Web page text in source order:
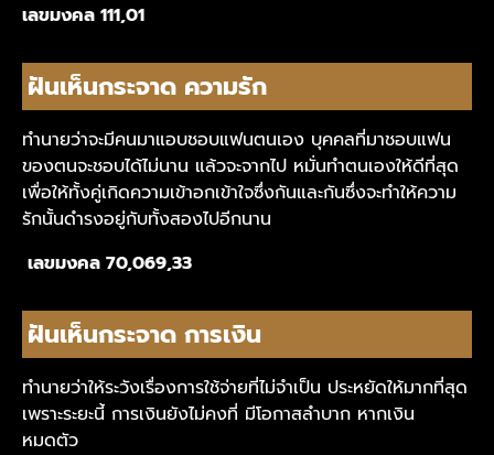
เลขมงคล 111,01
ฝันเห็นกระจาด ความรัก
ทำนายว่าจะมีคนมาแอบชอบแฟนตนเอง บุคคลที่มาชอบแฟน
ของตนจะชอบได้ไม่นาน แล้วจะจากไป หมั่นทำตนเองให้ดีที่สุด
เพื่อให้ทั้งคู่เกิดความเข้าอกเข้าใจซึ่งกันและกันซึ่งจะทำให้ความ
รักนั้นดำรงอยู่กับทั้งสองไปอีกนาน
เลขมงคล 70,069,33
ฝันเห็นกระจาด การเงิน
ทำนายว่าให้ระวังเรื่องการใช้จ่ายที่ไม่จำเป็น ประหยัดให้มากที่สุด
เพราะระยะนี้ การเงินยังไม่คงที่ มีโอกาสลำบาก หากเงิน
หมดตัว